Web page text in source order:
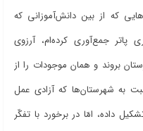
که از بین دانشآموزانی که
پاتر جمعآوری کردهام، آرزوی
بروند و همان موجودات را از
به شهرستانها که آزادی عمل
داده، امّا در برخورد با تفکّر